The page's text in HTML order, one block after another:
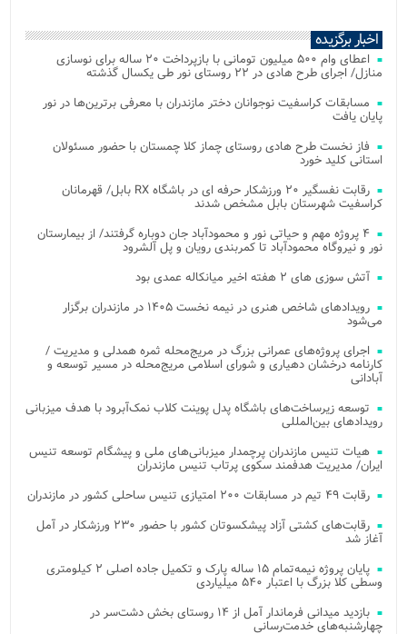
اخبار برگزیده
اعطای وام ۵۰۰ میلیون تومانی با بازپرداخت ۲۰ ساله برای نوسازی
منازل/ اجرای طرح هادی در ۲۲ روستای نور طی یکسال گذشته
مسابقات کراسفیت نوجوانان دختر مازندران با معرفی برترین‌ها در نور
پایان یافت
فاز نخست طرح هادی روستای چماز کلا چمستان با حضور مسئولان
استانی کلید خورد
رقابت نفسگیر ۲۰ ورزشکار حرفه ای در باشگاه RX بابل/ قهرمانان
کراسفیت شهرستان بابل مشخص شدند
۴ پروژه مهم و حیاتی نور و محمودآباد جان دوباره گرفتند/ از بیمارستان
نور و نیروگاه محمودآباد تا کمربندی رویان و پل آلشرود
آتش‌ سوزی‌ های ۲ هفته اخیر میانکاله عمدی بود
رویدادهای شاخص هنری در نیمه نخست ۱۴۰۵ در مازندران برگزار
می‌شود
اجرای پروژه‌های عمرانی بزرگ در مریج‌محله ثمره همدلی و مدیریت /
کارنامه درخشان دهیاری و شورای اسلامی مریج‌محله در مسیر توسعه و
آبادانی
توسعه زیرساخت‌های باشگاه پدل پوینت کلاب نمک‌آبرود با هدف میزبانی
رویدادهای بین‌المللی
هیات تنیس مازندران پرچمدار میزبانی‌های ملی و پیشگام توسعه تنیس
ایران/ مدیریت هدفمند سکوی پرتاب تنیس مازندران
رقابت ۴۹ تیم در مسابقات ۲۰۰ امتیازی تنیس ساحلی کشور در مازندران
رقابت‌های کشتی آزاد پیشکسوتان کشور با حضور ۲۳۰ ورزشکار در آمل
آغاز شد
پایان پروژه نیمه‌تمام ۱۵ ساله پارک و تکمیل جاده اصلی ۲ کیلومتری
وسطی کلا بزرگ با اعتبار ۵۴۰ میلیاردی
بازدید میدانی فرماندار آمل از ۱۴ روستای بخش دشت‌سر در
چهارشنبه‌های خدمت‌رسانی